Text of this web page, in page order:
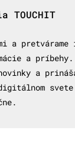
TOUCHIT
a pretvárame
a príbehy.
a